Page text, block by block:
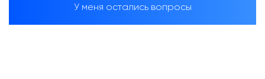
У меня остались вопросы